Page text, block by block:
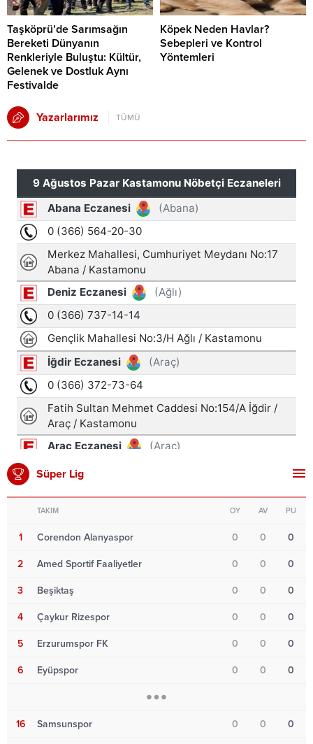
Taşköprü’de Sarımsağın
Bereketi Dünyanın
Renkleriyle Buluştu: Kültür,
Gelenek ve Dostluk Aynı
Festivalde
Köpek Neden Havlar?
Sebepleri ve Kontrol
Yöntemleri
Yazarlarımız TÜMÜ
Süper Lig
TAKIM OY AV PU
1 Corendon Alanyaspor 0 0 0
2 Amed Sportif Faaliyetler 0 0 0
3 Beşiktaş 0 0 0
4 Çaykur Rizespor 0 0 0
5 Erzurumspor FK 0 0 0
6 Eyüpspor 0 0 0
16 Samsunspor 0 0 0